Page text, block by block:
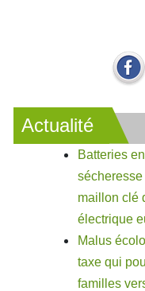
Actualité
Batteries
maillon clé
électrique
Malus
taxe qui
familles